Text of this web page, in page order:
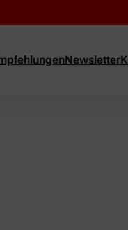
Newsletter